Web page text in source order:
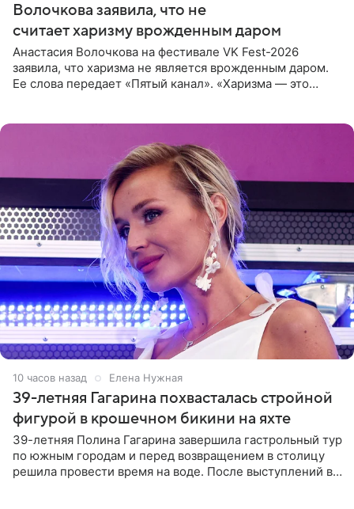
Волочкова заявила, что не
считает харизму врожденным даром
Анастасия Волочкова на фестивале VK Fest-2026
заявила, что харизма не является врожденным даром.
Ее слова передает «Пятый канал». «Харизма — это
10 часов назад Елена Нужная
39-летняя Гагарина похвасталась стройной
фигурой в крошечном бикини на яхте
39-летняя Полина Гагарина завершила гастрольный тур
по южным городам и перед возвращением в столицу
решила провести время на воде. После выступлений в